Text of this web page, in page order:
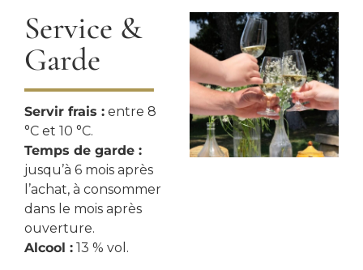
Service &
Garde
Servir frais : entre 8
°C et 10 °C.
Temps de garde :
jusqu’à 6 mois après
l’achat, à consommer
dans le mois après
ouverture.
Alcool : 13 % vol.